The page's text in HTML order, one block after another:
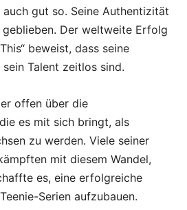
gut so. Seine Authentizität
Der weltweite Erfolg
beweist, dass seine
Talent zeitlos sind.
offen über die
es mit sich bringt, als
zu werden. Viele seiner
mit diesem Wandel,
es, eine erfolgreiche
Serien aufzubauen.